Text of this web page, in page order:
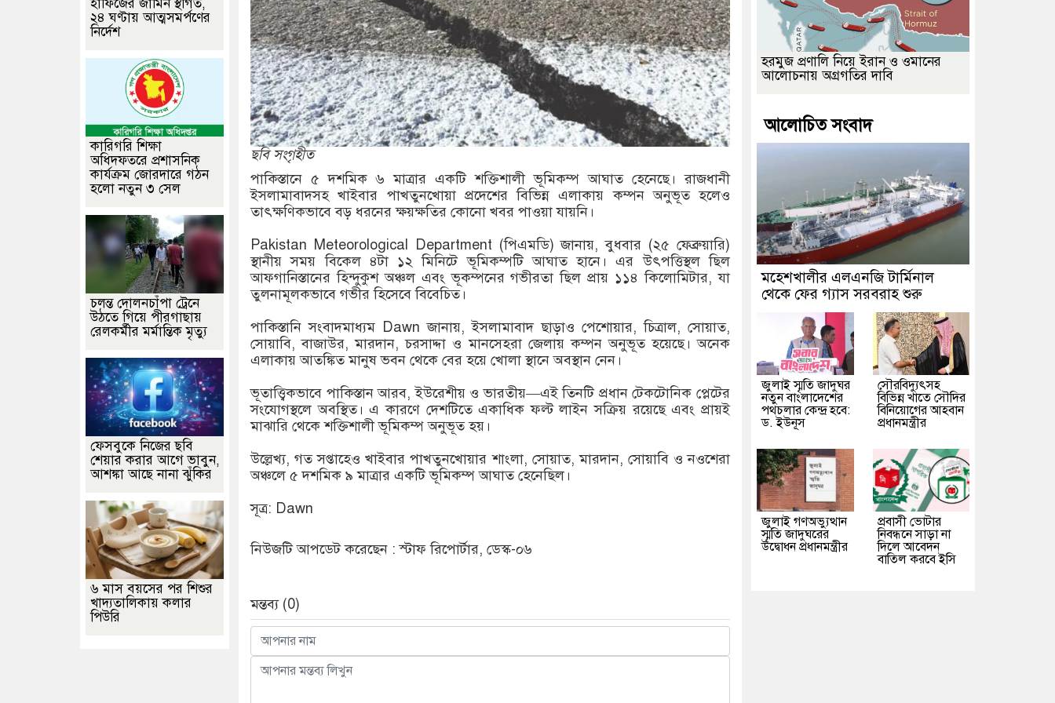
ছবি সংগৃহীত
পাকিস্তানে ৫ দশমিক ৬ মাত্রার একটি শক্তিশালী ভূমিকম্প আঘাত হেনেছে। রাজধানী
ইসলামাবাদসহ খাইবার পাখতুনখোয়া প্রদেশের বিভিন্ন এলাকায় কম্পন অনুভূত হলেও
তাৎক্ষণিকভাবে বড় ধরনের ক্ষয়ক্ষতির কোনো খবর পাওয়া যায়নি।
Pakistan Meteorological Department (পিএমডি) জানায়, বুধবার (২৫ ফেব্রুয়ারি)
স্থানীয় সময় বিকেল ৪টা ১২ মিনিটে ভূমিকম্পটি আঘাত হানে। এর উৎপত্তিস্থল ছিল
আফগানিস্তানের হিন্দুকুশ অঞ্চল এবং ভূকম্পনের গভীরতা ছিল প্রায় ১১৪ কিলোমিটার, যা
তুলনামূলকভাবে গভীর হিসেবে বিবেচিত।
পাকিস্তানি সংবাদমাধ্যম Dawn জানায়, ইসলামাবাদ ছাড়াও পেশোয়ার, চিত্রাল, সোয়াত,
সোয়াবি, বাজাউর, মারদান, চরসাদ্দা ও মানসেহরা জেলায় কম্পন অনুভূত হয়েছে। অনেক
এলাকায় আতঙ্কিত মানুষ ভবন থেকে বের হয়ে খোলা স্থানে অবস্থান নেন।
ভূতাত্ত্বিকভাবে পাকিস্তান আরব, ইউরেশীয় ও ভারতীয়—এই তিনটি প্রধান টেকটোনিক প্লেটের
সংযোগস্থলে অবস্থিত। এ কারণে দেশটিতে একাধিক ফল্ট লাইন সক্রিয় রয়েছে এবং প্রায়ই
মাঝারি থেকে শক্তিশালী ভূমিকম্প অনুভূত হয়।
উল্লেখ্য, গত সপ্তাহেও খাইবার পাখতুনখোয়ার শাংলা, সোয়াত, মারদান, সোয়াবি ও নওশেরা
অঞ্চলে ৫ দশমিক ৯ মাত্রার একটি ভূমিকম্প আঘাত হেনেছিল।
সূত্র: Dawn
নিউজটি আপডেট করেছেন : স্টাফ রিপোর্টার, ডেস্ক-০৬
মন্তব্য (0)
হাফিজের জামিন স্থগিত,
২৪ ঘণ্টায় আত্মসমর্পণের
নির্দেশ
কারিগরি শিক্ষা
অধিদফতরে প্রশাসনিক
কার্যক্রম জোরদারে গঠন
হলো নতুন ৩ সেল
চলন্ত দোলনচাঁপা ট্রেনে
উঠতে গিয়ে পীরগাছায়
রেলকর্মীর মর্মান্তিক মৃত্যু
ফেসবুকে নিজের ছবি
শেয়ার করার আগে ভাবুন,
আশঙ্কা আছে নানা ঝুঁকির
৬ মাস বয়সের পর শিশুর
খাদ্যতালিকায় কলার
পিউরি
হরমুজ প্রণালি নিয়ে ইরান ও ওমানের
আলোচনায় অগ্রগতির দাবি
আলোচিত সংবাদ
মহেশখালীর এলএনজি টার্মিনাল
থেকে ফের গ্যাস সরবরাহ শুরু
জুলাই স্মৃতি জাদুঘর
নতুন বাংলাদেশের
পথচলার কেন্দ্র হবে:
ড. ইউনূস
সৌরবিদ্যুৎসহ
বিভিন্ন খাতে সৌদির
বিনিয়োগের আহবান
প্রধানমন্ত্রীর
জুলাই গণঅভ্যুত্থান
স্মৃতি জাদুঘরের
উদ্বোধন প্রধানমন্ত্রীর
প্রবাসী ভোটার
নিবন্ধনে সাড়া না
দিলে আবেদন
বাতিল করবে ইসি